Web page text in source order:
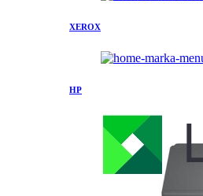
XEROX
HP